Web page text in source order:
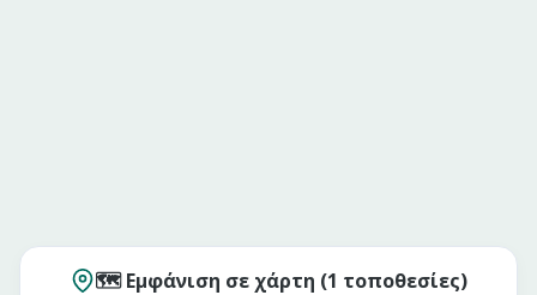
🗺️ Εμφάνιση σε χάρτη (1 τοποθεσίες)